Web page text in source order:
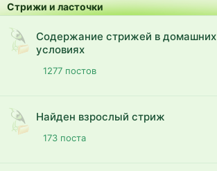
Стрижи и ласточки
Содержание стрижей в домашних
условиях
1277 постов
Найден взрослый стриж
173 поста